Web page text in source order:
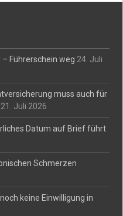
Führerschein weg 24. Juli
muss auch für
21. Juli 2026
Datum auf Brief führt
Schmerzen
keine Einwilligung in